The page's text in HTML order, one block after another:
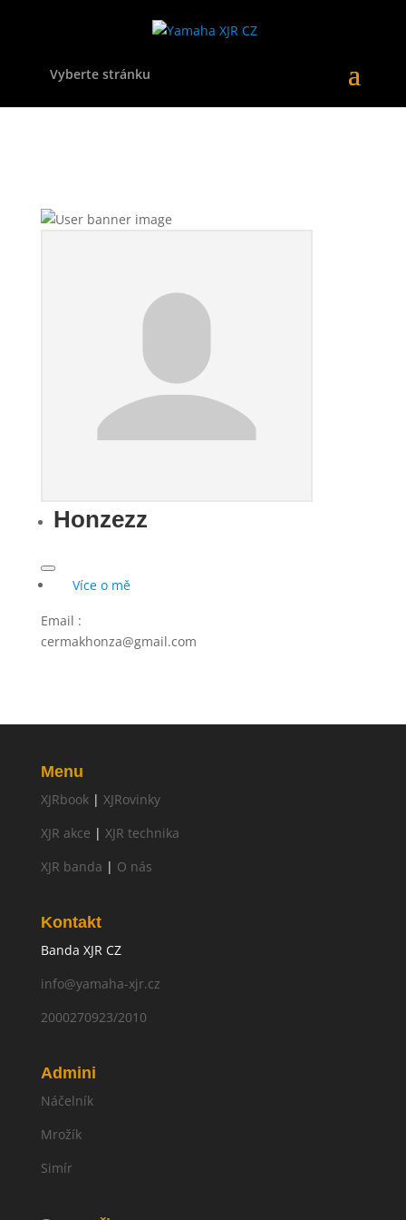
Vyberte stránku
Honzezz
Více o mě
Email :
cermakhonza@gmail.com
Menu
XJRbook| XJRovinky
XJR akce | XJR technika
XJR banda | O nás
Kontakt
Banda XJR CZ
info@yamaha-xjr.cz
2000270923/2010
Admini
Náčelník
Mrožík
Simír